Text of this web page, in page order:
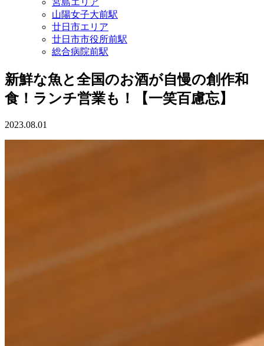
山陽女子大前駅
廿日市エリア
廿日市市役所前駅
総合病院前駅
新鮮な魚と全国のお酒が自慢の創作和
食！ランチ営業も！【一笑百慮忘】
2023.08.01